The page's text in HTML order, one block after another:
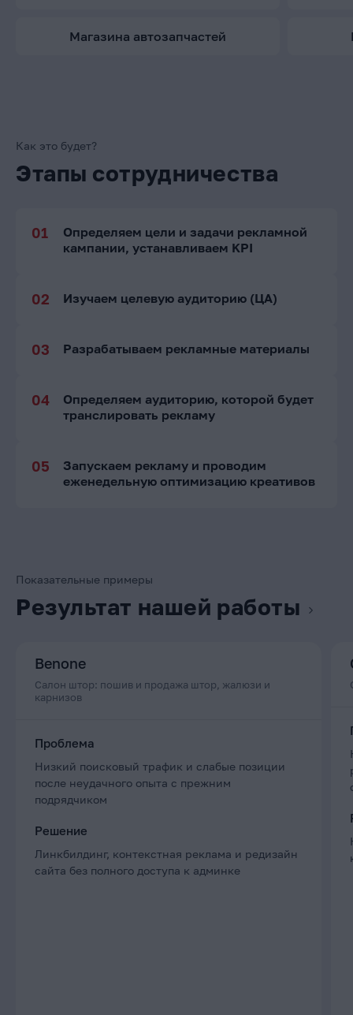
магазина автозапчастей
Как это будет?
Этапы сотрудничества
Определяем цели и задачи рекламной
кампании, устанавливаем KPI
Изучаем целевую аудиторию (ЦА)
Разрабатываем рекламные материалы
Определяем аудиторию, которой будет
транслировать рекламу
Запускаем рекламу и проводим
еженедельную оптимизацию креативов
Показательные примеры
Результат нашей работы
Benone
Салон штор: пошив и продажа штор, жалюзи и
карнизов
Проблема
Низкий поисковый трафик и слабые позиции
после неудачного опыта с прежним
подрядчиком
Решение
Линкбилдинг, контекстная реклама и редизайн
сайта без полного доступа к админке